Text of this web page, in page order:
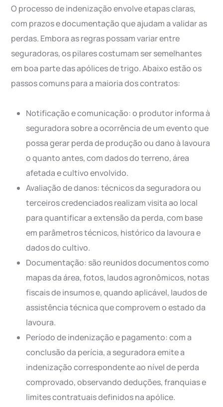
O processo de indenização envolve etapas claras,
com prazos e documentação que ajudam a validar as
perdas. Embora as regras possam variar entre
seguradoras, os pilares costumam ser semelhantes
em boa parte das apólices de trigo. Abaixo estão os
passos comuns para a maioria dos contratos:
Notificação e comunicação: o produtor informa à
seguradora sobre a ocorrência de um evento que
possa gerar perda de produção ou dano à lavoura
o quanto antes, com dados do terreno, área
afetada e cultivo envolvido.
Avaliação de danos: técnicos da seguradora ou
terceiros credenciados realizam visita ao local
para quantificar a extensão da perda, com base
em parâmetros técnicos, histórico da lavoura e
dados do cultivo.
Documentação: são reunidos documentos como
mapas da área, fotos, laudos agronômicos, notas
fiscais de insumos e, quando aplicável, laudos de
assistência técnica que comprovem o estado da
lavoura.
Período de indenização e pagamento: com a
conclusão da perícia, a seguradora emite a
indenização correspondente ao nível de perda
comprovado, observando deduções, franquias e
limites contratuais definidos na apólice.